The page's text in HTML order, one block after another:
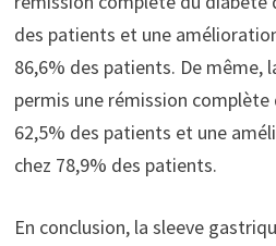
des patients et une
86,6% des patients. De même,
permis une rémission complète
62,5% des patients et une
chez 78,9% des patients.
En conclusion, la sleeve